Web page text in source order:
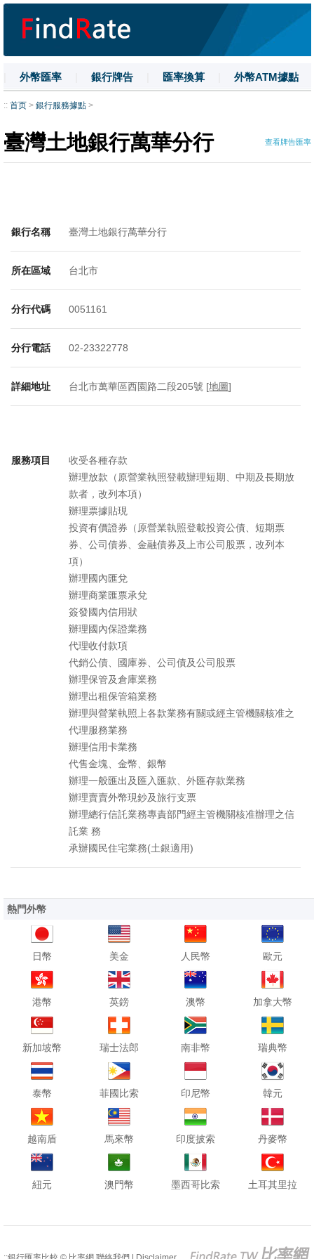
外幣匯率 銀行牌告 匯率換算 外幣ATM據點
| 名詞解釋 | 換匯技巧
:: 首页 > 銀行服務據點 >
臺灣土地銀行萬華分行 查看牌告匯率
銀行名稱 臺灣土地銀行萬華分行
所在區域 台北市
分行代碼 0051161
分行電話 02-23322778
詳細地址 台北市萬華區西園路二段205號 [地圖]
服務項目
收受各種存款
辦理放款（原營業執照登載辦理短期、中期及長期放
款者，改列本項）
辦理票據貼現
投資有價證券（原營業執照登載投資公債、短期票
券、公司債券、金融債券及上市公司股票，改列本
項）
辦理國內匯兌
辦理商業匯票承兌
簽發國內信用狀
辦理國內保證業務
代理收付款項
代銷公債、國庫券、公司債及公司股票
辦理保管及倉庫業務
辦理出租保管箱業務
辦理與營業執照上各款業務有關或經主管機關核准之
代理服務業務
辦理信用卡業務
代售金塊、金幣、銀幣
辦理一般匯出及匯入匯款、外匯存款業務
辦理賣賣外幣現鈔及旅行支票
辦理總行信託業務專責部門經主管機關核准辦理之信
託業 務
承辦國民住宅業務(土銀適用)
熱門外幣
日幣 美金 人民幣 歐元
港幣 英鎊 澳幣 加拿大幣
新加坡幣 瑞士法郎 南非幣 瑞典幣
泰幣 菲國比索 印尼幣 韓元
越南盾 馬來幣 印度披索 丹麥幣
紐元 澳門幣 墨西哥比索 土耳其里拉